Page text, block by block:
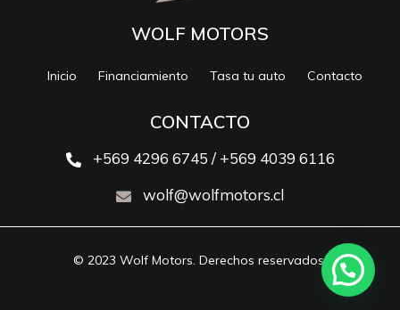
WOLF MOTORS
Inicio Financiamiento Tasa tu auto Contacto
CONTACTO
+569 4296 6745 / +569 4039 6116
wolf@wolfmotors.cl
© 2023 Wolf Motors. Derechos reservados.